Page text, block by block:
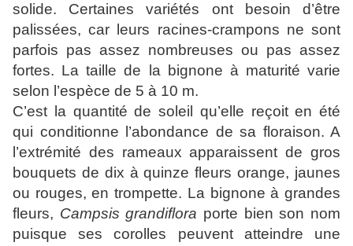
solide. Certaines variétés ont besoin d’être
palissées, car leurs racines-crampons ne sont
parfois pas assez nombreuses ou pas assez
fortes. La taille de la bignone à maturité varie
selon l’espèce de 5 à 10 m.
C’est la quantité de soleil qu’elle reçoit en été
qui conditionne l’abondance de sa floraison. A
l’extrémité des rameaux apparaissent de gros
bouquets de dix à quinze fleurs orange, jaunes
ou rouges, en trompette. La bignone à grandes
fleurs, Campsis grandiflora porte bien son nom
puisque ses corolles peuvent atteindre une